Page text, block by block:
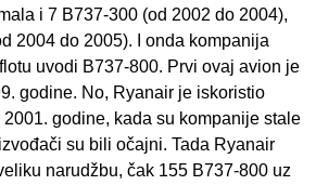
i 7 B737-300 (od 2002 do 2004),
2004 do 2005). I onda kompanija
uvodi B737-800. Prvi ovaj avion je
godine. No, Ryanair je iskoristio
godine, kada su kompanije stale
su bili očajni. Tada Ryanair
narudžbu, čak 155 B737-800 uz